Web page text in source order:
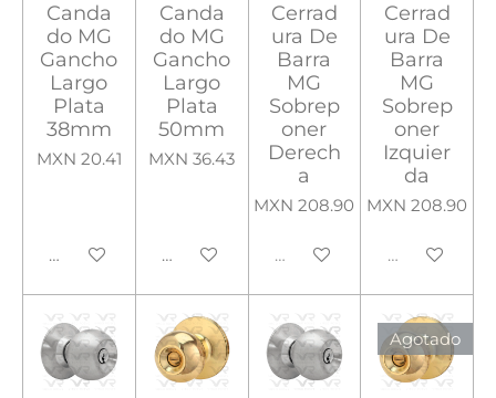
Canda
do MG
Gancho
Largo
Plata
38mm
MXN 20.41
Añadir al carrito
Canda
do MG
Gancho
Largo
Plata
50mm
MXN 36.43
Añadir al carrito
Cerrad
ura De
Barra
MG
Sobrep
oner
Derech
a
MXN 208.90
Agotado
Cerrad
ura De
Barra
MG
Sobrep
oner
Izquier
da
MXN 208.90
Agotado
Agotado